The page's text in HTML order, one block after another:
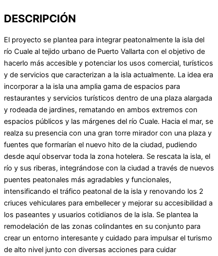
DESCRIPCIÓN
El proyecto se plantea para integrar peatonalmente la isla del
río Cuale al tejido urbano de Puerto Vallarta con el objetivo de
hacerlo más accesible y potenciar los usos comercial, turísticos
y de servicios que caracterizan a la isla actualmente. La idea era
incorporar a la isla una amplia gama de espacios para
restaurantes y servicios turísticos dentro de una plaza alargada
y rodeada de jardines, rematando en ambos extremos con
espacios públicos y las márgenes del río Cuale. Hacia el mar, se
realza su presencia con una gran torre mirador con una plaza y
fuentes que formarían el nuevo hito de la ciudad, pudiendo
desde aquí observar toda la zona hotelera. Se rescata la isla, el
río y sus riberas, integrándose con la ciudad a través de nuevos
puentes peatonales más agradables y funcionales,
intensificando el tráfico peatonal de la isla y renovando los 2
criuces vehiculares para embellecer y mejorar su accesibilidad a
los paseantes y usuarios cotidianos de la isla. Se plantea la
remodelación de las zonas colindantes en su conjunto para
crear un entorno interesante y cuidado para impulsar el turismo
de alto nivel junto con diversas acciones para cuidar